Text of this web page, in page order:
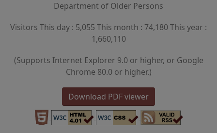
Department of Older Persons
Visitors This day : 5,055 This month : 74,180 This year :
1,660,110
(Supports Internet Explorer 9.0 or higher, or Google
Chrome 80.0 or higher.)
Download PDF viewer